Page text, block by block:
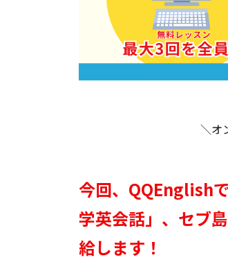
＼オ
今回、QQEnglish
学英会話」、セブ
給します！